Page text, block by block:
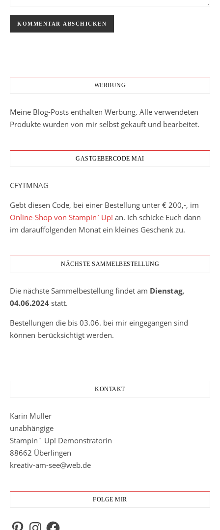
WERBUNG
Meine Blog-Posts enthalten Werbung. Alle verwendeten
Produkte wurden von mir selbst gekauft und bearbeitet.
GASTGEBERCODE MAI
CFYTMNAG
Gebt diesen Code, bei einer Bestellung unter € 200,-, im
Online-Shop von Stampin´Up! an. Ich schicke Euch dann
im darauffolgenden Monat ein kleines Geschenk zu.
NÄCHSTE SAMMELBESTELLUNG
Die nächste Sammelbestellung findet am Dienstag,
04.06.2024 statt.
Bestellungen die bis 03.06. bei mir eingegangen sind
können berücksichtigt werden.
KONTAKT
Karin Müller
unabhängige
Stampin` Up! Demonstratorin
88662 Überlingen
kreativ-am-see@web.de
FOLGE MIR
PinterestInstagramFacebook